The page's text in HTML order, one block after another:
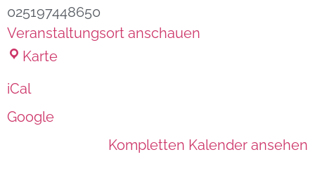
025197448650
Veranstaltungsort anschauen
Karte
iCal
Google
Kompletten Kalender ansehen